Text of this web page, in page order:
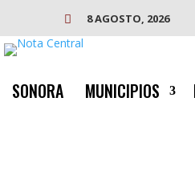
 8 AGOSTO, 2026
SONORA MUNICIPIOS